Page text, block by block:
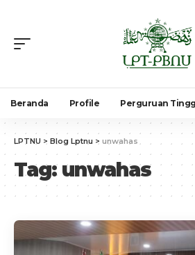
Beranda Profile Perguruan
LPTNU > Blog Lptnu > unwahas
Tag: unwahas